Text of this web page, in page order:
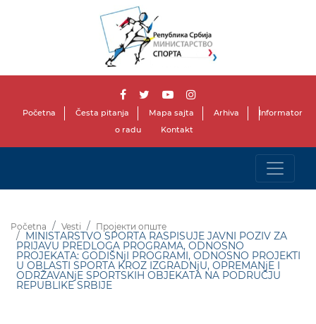
Početna Česta pitanja Mapa sajta Arhiva
Informator
o radu
Kontakt
Početna Vesti Пројекти опште
MINISTARSTVO SPORTA RASPISUJE JAVNI POZIV ZA
PRIJAVU PREDLOGA PROGRAMA, ODNOSNO
PROJEKATA: GODIŠNjI PROGRAMI, ODNOSNO PROJEKTI
U OBLASTI SPORTA KROZ IZGRADNjU, OPREMANjE I
ODRŽAVANjE SPORTSKIH OBJEKATA NA PODRUČJU
REPUBLIKE SRBIJE